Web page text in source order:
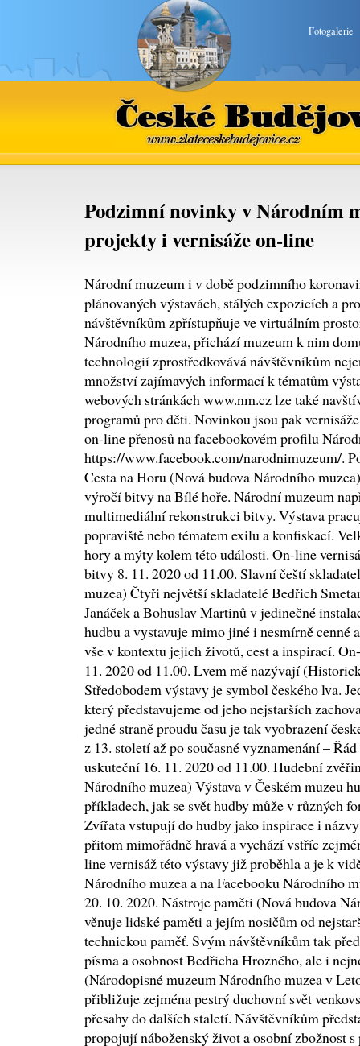
Fotogalerie
České Budějovice
www.zlateceskebudejovice.cz
Podzimní novinky v Národním
projekty i vernisáže on-line
Národní muzeum i v době podzimního
plánovaných výstavách, stálých expozicích a
návštěvníkům zpřístupňuje ve virtuálním
Národního muzea, přichází muzeum k nim
technologií zprostředkovává návštěvníkům
množství zajímavých informací k tématům
webových stránkách www.nm.cz lze také
programů pro děti. Novinkou jsou pak
on-line přenosů na facebookovém profilu
https://www.facebook.com/narodnimuzeum/.
Cesta na Horu (Nová budova Národního
výročí bitvy na Bílé hoře. Národní muzeum
multimediální rekonstrukci bitvy. Výstava
popraviště nebo tématem exilu a konfiskací.
hory a mýty kolem této události. On-line
bitvy 8. 11. 2020 od 11.00. Slavní čeští
muzea) Čtyři největší skladatelé Bedřich
Janáček a Bohuslav Martinů v jedinečné
hudbu a vystavuje mimo jiné i nesmírně cenné
vše v kontextu jejich životů, cest a inspirací.
11. 2020 od 11.00. Lvem mě nazývají
Středobodem výstavy je symbol českého lva.
který představujeme od jeho nejstarších
jedné straně proudu času je tak vyobrazení
z 13. století až po současné vyznamenání –
uskuteční 16. 11. 2020 od 11.00. Hudební
Národního muzea) Výstava v Českém muzeu
příkladech, jak se svět hudby může v různých
Zvířata vstupují do hudby jako inspirace i
přitom mimořádně hravá a vychází vstříc
line vernisáž této výstavy již proběhla a je k
Národního muzea a na Facebooku Národního
20. 10. 2020. Nástroje paměti (Nová budova
věnuje lidské paměti a jejím nosičům od
technickou paměť. Svým návštěvníkům tak
písma a osobnost Bedřicha Hrozného, ale i
(Národopisné muzeum Národního muzea v
přibližuje zejména pestrý duchovní svět
přesahy do dalších staletí. Návštěvníkům
propojují náboženský život a osobní zbožnost